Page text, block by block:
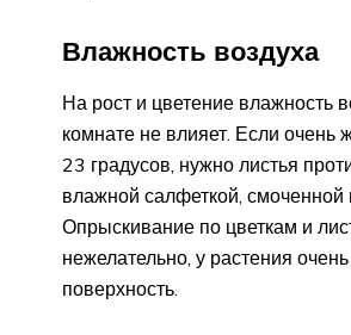
Влажность воздуха
На рост и цветение влажность
комнате не влияет. Если очень
23 градусов, нужно листья
влажной салфеткой, смоченной
Опрыскивание по цветкам и
нежелательно, у растения
поверхность.